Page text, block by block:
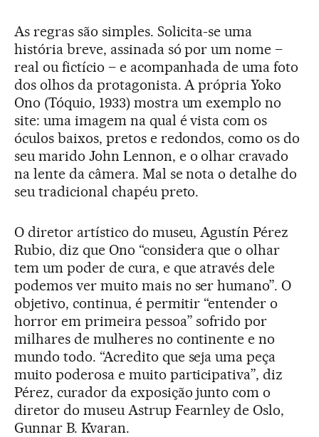
As regras são simples. Solicita-se uma
história breve, assinada só por um nome –
real ou fictício – e acompanhada de uma foto
dos olhos da protagonista. A própria Yoko
Ono (Tóquio, 1933) mostra um exemplo no
site: uma imagem na qual é vista com os
óculos baixos, pretos e redondos, como os do
seu marido John Lennon, e o olhar cravado
na lente da câmera. Mal se nota o detalhe do
seu tradicional chapéu preto.
O diretor artístico do museu, Agustín Pérez
Rubio, diz que Ono “considera que o olhar
tem um poder de cura, e que através dele
podemos ver muito mais no ser humano”. O
objetivo, continua, é permitir “entender o
horror em primeira pessoa” sofrido por
milhares de mulheres no continente e no
mundo todo. “Acredito que seja uma peça
muito poderosa e muito participativa”, diz
Pérez, curador da exposição junto com o
diretor do museu Astrup Fearnley de Oslo,
Gunnar B. Kvaran.